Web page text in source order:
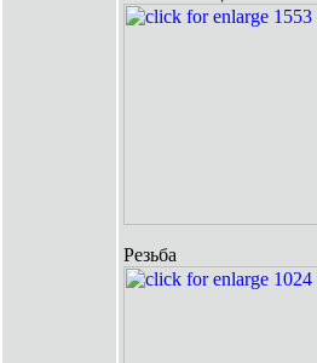
Резьба